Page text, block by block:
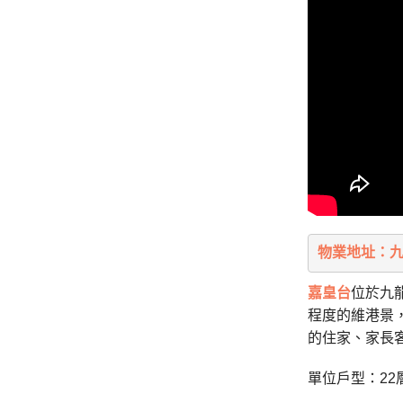
物業地址：
嘉皇台位於九
程度的維港景
的住家、家長
單位戶型：22